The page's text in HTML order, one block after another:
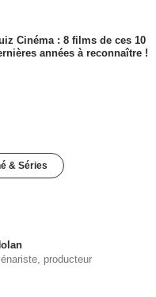
Cinéma : 8 films de ces 10
années à reconnaître !
& Séries
producteur